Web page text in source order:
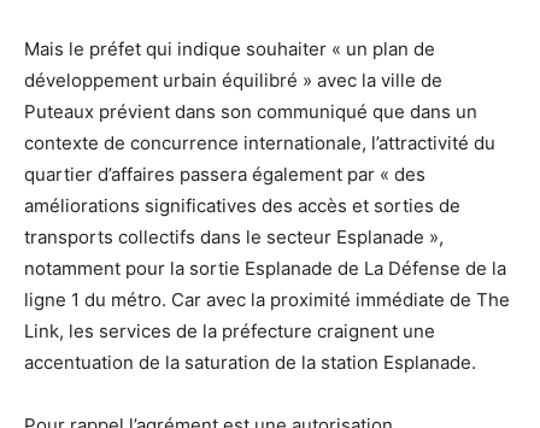
Mais le préfet qui indique souhaiter « un plan de
développement urbain équilibré » avec la ville de
Puteaux prévient dans son communiqué que dans un
contexte de concurrence internationale, l’attractivité du
quartier d’affaires passera également par « des
améliorations significatives des accès et sorties de
transports collectifs dans le secteur Esplanade »,
notamment pour la sortie Esplanade de La Défense de la
ligne 1 du métro. Car avec la proximité immédiate de The
Link, les services de la préfecture craignent une
accentuation de la saturation de la station Esplanade.